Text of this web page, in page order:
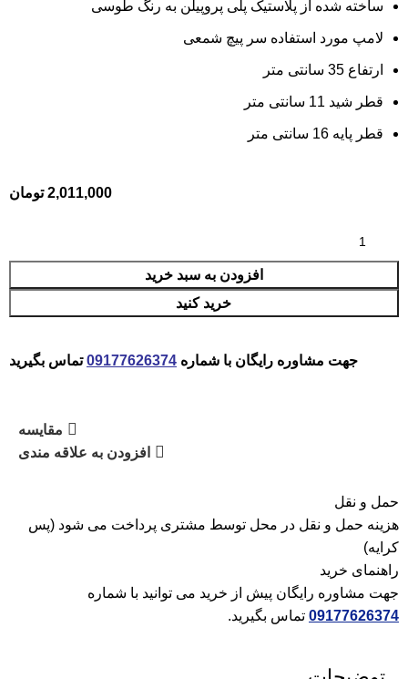
ساخته شده از پلاستیک پلی پروپیلن به رنگ طوسی
لامپ مورد استفاده سر پیچ شمعی
ارتفاع 35 سانتی متر
قطر شید 11 سانتی متر
قطر پایه 16 سانتی متر
2,011,000 تومان
افزودن به سبد خرید
خرید کنید
جهت مشاوره رایگان با شماره 09177626374تماس بگیرید
مقایسه
افزودن به علاقه مندی
حمل و نقل
هزینه حمل و نقل در محل توسط مشتری پرداخت می شود (پس
کرایه)
راهنمای خرید
جهت مشاوره رایگان پیش از خرید می توانید با شماره
09177626374 تماس بگیرید.